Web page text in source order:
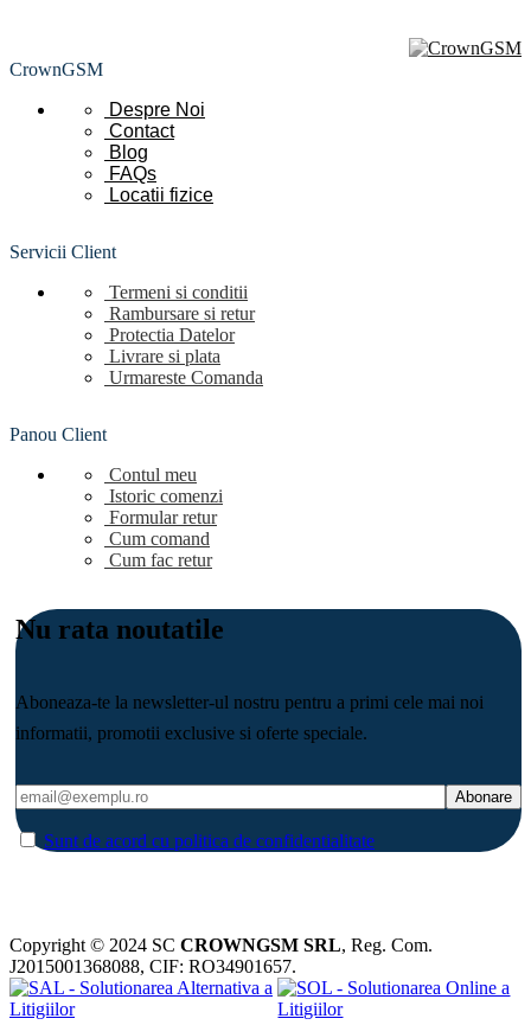
CrownGSM
Despre Noi
Contact
Blog
FAQs
Locatii fizice
Servicii Client
Termeni si conditii
Rambursare si retur
Protectia Datelor
Livrare si plata
Urmareste Comanda
Panou Client
Contul meu
Istoric comenzi
Formular retur
Cum comand
Cum fac retur
Nu rata noutatile
Aboneaza-te la newsletter-ul nostru pentru a primi cele mai noi
informatii, promotii exclusive si oferte speciale.
Sunt de acord cu politica de confidentialitate
Copyright © 2024 SC CROWNGSM SRL, Reg. Com.
J2015001368088, CIF: RO34901657.